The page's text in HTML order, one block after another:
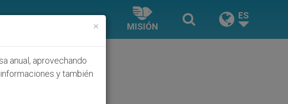
MISIÓN
ES
×
anual, aprovechando
y también